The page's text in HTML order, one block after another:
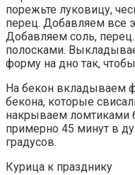
порежьте луковицу,
перец. Добавляем все
Добавляем соль,
полосками.
форму на дно так,
На бекон вкладываем
бекона, которые
накрываем ломтиками
примерно 45 минут в
градусов.
Курица к празднику